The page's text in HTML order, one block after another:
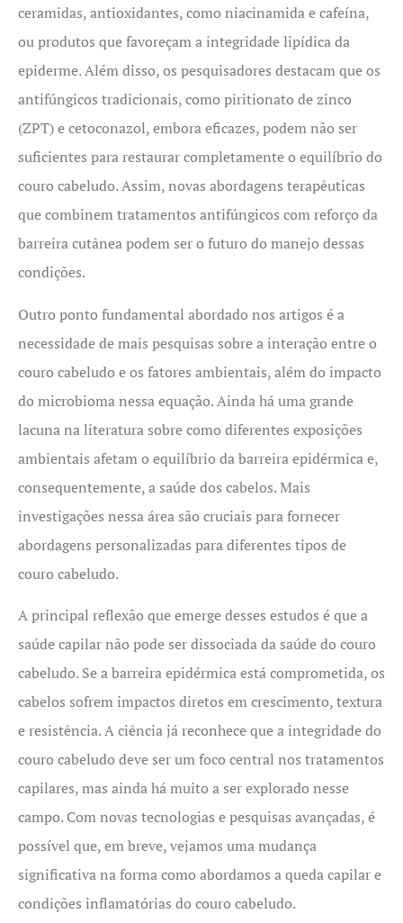
ceramidas, antioxidantes, como niacinamida e cafeína,
ou produtos que favoreçam a integridade lipídica da
epiderme. Além disso, os pesquisadores destacam que os
antifúngicos tradicionais, como piritionato de zinco
(ZPT) e cetoconazol, embora eficazes, podem não ser
suficientes para restaurar completamente o equilíbrio do
couro cabeludo. Assim, novas abordagens terapêuticas
que combinem tratamentos antifúngicos com reforço da
barreira cutânea podem ser o futuro do manejo dessas
condições.
Outro ponto fundamental abordado nos artigos é a
necessidade de mais pesquisas sobre a interação entre o
couro cabeludo e os fatores ambientais, além do impacto
do microbioma nessa equação. Ainda há uma grande
lacuna na literatura sobre como diferentes exposições
ambientais afetam o equilíbrio da barreira epidérmica e,
consequentemente, a saúde dos cabelos. Mais
investigações nessa área são cruciais para fornecer
abordagens personalizadas para diferentes tipos de
couro cabeludo.
A principal reflexão que emerge desses estudos é que a
saúde capilar não pode ser dissociada da saúde do couro
cabeludo. Se a barreira epidérmica está comprometida, os
cabelos sofrem impactos diretos em crescimento, textura
e resistência. A ciência já reconhece que a integridade do
couro cabeludo deve ser um foco central nos tratamentos
capilares, mas ainda há muito a ser explorado nesse
campo. Com novas tecnologias e pesquisas avançadas, é
possível que, em breve, vejamos uma mudança
significativa na forma como abordamos a queda capilar e
condições inflamatórias do couro cabeludo.